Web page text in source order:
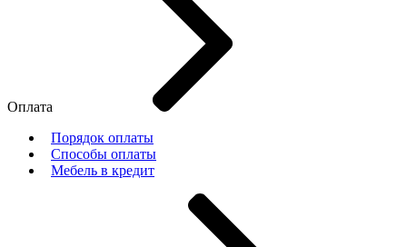
Оплата
Порядок оплаты
Способы оплаты
Мебель в кредит